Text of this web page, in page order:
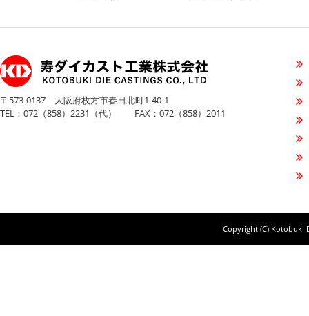
〒573-0137 大阪府枚方市春日北町1-40-1
TEL：072（858）2231（代） FAX：072（858）2011
Copyright (C) Kotobuki